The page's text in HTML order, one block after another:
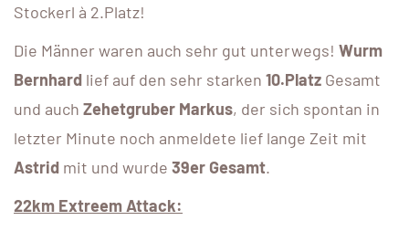
Stockerl à 2.Platz!
Die Männer waren auch sehr gut unterwegs! Wurm
Bernhard lief auf den sehr starken 10.Platz Gesamt
und auch Zehetgruber Markus, der sich spontan in
letzter Minute noch anmeldete lief lange Zeit mit
Astrid mit und wurde 39er Gesamt.
22km Extreem Attack: